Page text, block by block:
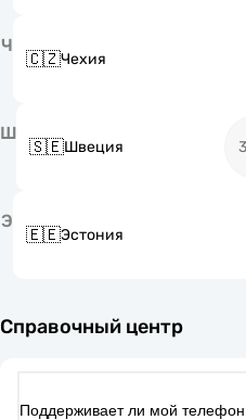
Ч
🇨🇿Чехия
Ш
🇸🇪Швеция 3
Э
🇪🇪Эстония
Справочный центр
Поддерживает ли мой